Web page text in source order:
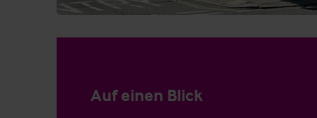
Auf einen Blick